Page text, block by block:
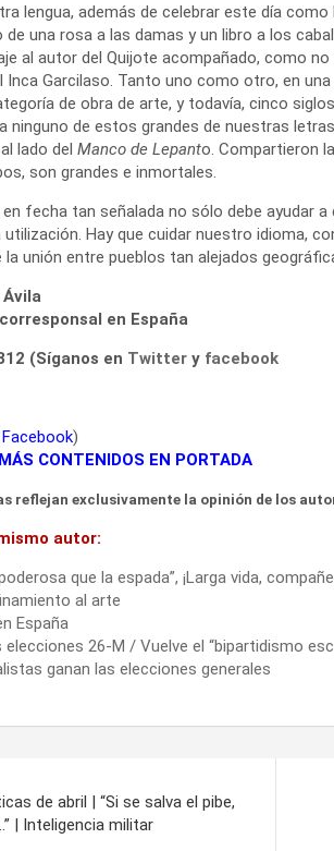
lengua, además de celebrar este día
de una rosa a las damas y un libro a los
al autor del Quijote acompañado, como
Inca Garcilaso. Tanto uno como otro, en
de obra de arte, y todavía, cinco
ninguno de estos grandes de nuestras
lado del Manco de Lepanto. Compartieron
son grandes e inmortales.
fecha tan señalada no sólo debe ayudar
Hay que cuidar nuestro idioma,
unión entre pueblos tan alejados
en España
(Síganos en Twitter y facebook
Facebook)
CONTENIDOS EN PORTADA
reflejan exclusivamente la opinión de los
autor:
que la espada”, ¡Larga vida,
al arte
España
26-M / Vuelve el “bipartidismo
ganan las elecciones generales
de abril | “Si se salva el pibe,
| Inteligencia militar